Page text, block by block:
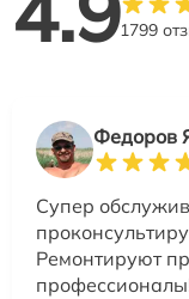
1799
Федоров
Супер
Ремонтируют